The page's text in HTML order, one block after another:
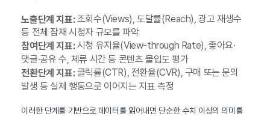
노출단계 지표:조회수(Views), 도달률(Reach), 광고 재생수
등 전체 잠재 시청자 규모를 파악
참여단계 지표:시청 유지율(View-through Rate), 좋아요·
댓글·공유 수, 체류 시간 등 콘텐츠 몰입도 평가
전환단계 지표:클릭률(CTR), 전환율(CVR), 구매 또는 문의
발생 등 실제 행동으로 이어지는 지표 측정
이러한 단계를 기반으로 데이터를 읽어내면 단순한 수치 이상의 의미를